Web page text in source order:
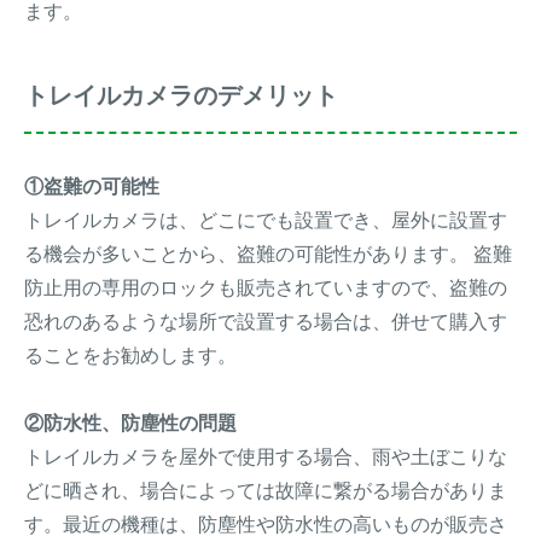
ます。
トレイルカメラのデメリット
①盗難の可能性
トレイルカメラは、どこにでも設置でき、屋外に設置す
る機会が多いことから、盗難の可能性があります。 盗難
防止用の専用のロックも販売されていますので、盗難の
恐れのあるような場所で設置する場合は、併せて購入す
ることをお勧めします。
②防水性、防塵性の問題
トレイルカメラを屋外で使用する場合、雨や土ぼこりな
どに晒され、場合によっては故障に繋がる場合がありま
す。最近の機種は、防塵性や防水性の高いものが販売さ